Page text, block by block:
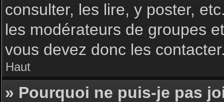
consulter, les lire, y poster,
les modérateurs de groupes
vous devez donc les
Haut
» Pourquoi ne puis-je pas